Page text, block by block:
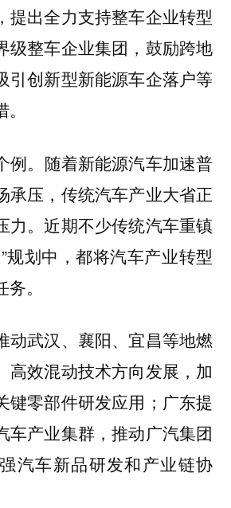
提出全力支持整车企业转型
级整车企业集团，鼓励跨地
引创新型新能源车企落户等
。 随着新能源汽车加速普
承压，传统汽车产业大省正
力。近期不少传统汽车重镇
规划中，都将汽车产业转型
。
动武汉、襄阳、宜昌等地燃
高效混动技术方向发展，加
键零部件研发应用；广东提
车产业集群，推动广汽集团
汽车新品研发和产业链协